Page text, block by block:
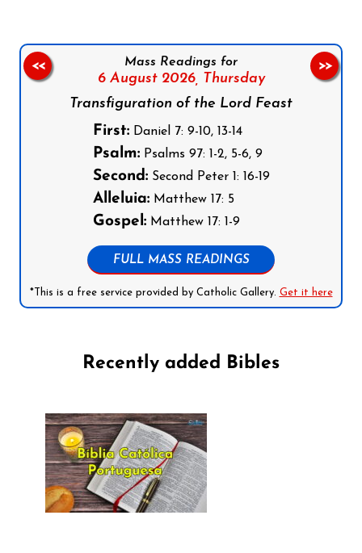
Mass Readings for
6 August 2026,
Thursday
Transfiguration of the Lord Feast
First:Daniel 7: 9-10, 13-14
Psalm:Psalms 97: 1-2, 5-6, 9
Second:Second Peter 1: 16-19
Alleluia:Matthew 17: 5
Gospel:Matthew 17: 1-9
FULL MASS READINGS
*This is a free service provided by Catholic Gallery. Get it here
<< >>
Recently added Bibles